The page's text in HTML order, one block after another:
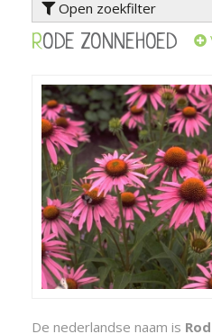
Open zoekfilter
RODE ZONNEHOED
De nederlandse naam is